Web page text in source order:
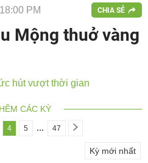
PM CHIA SẺ
Mộng thuở vàng
hút vượt thời gian
CÁC KỲ
4 5 ... 47
Kỳ mới nhất